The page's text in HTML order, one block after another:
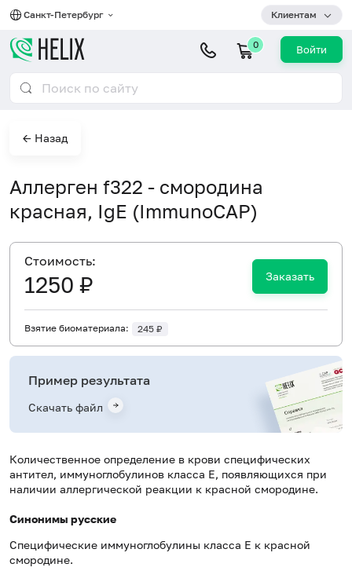
Санкт-Петербург Клиентам
0 Войти
← Назад
Аллерген f322 - смородина
красная, IgE (ImmunoCAP)
Количественное определение в крови специфических
антител, иммуноглобулинов класса E, появляющихся при
наличии аллергической реакции к красной смородине.
Синонимы русские
Специфические иммуноглобулины класса Е к красной
смородине.
Cтоимость:
1250 ₽ Заказать
Взятие биоматериала: 245 ₽
Пример результата
Скачать файл